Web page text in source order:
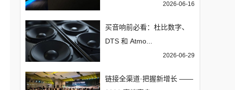
2026-06-16
买音响前必看：杜比数字、
DTS 和 Atmo...
2026-06-29
链接全渠道·把握新增长 ——